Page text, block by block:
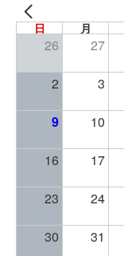
日 月
26 27
2 3
9 10
16 17
23 24
30 31